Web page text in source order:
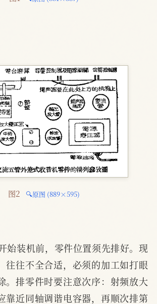
图2 🔍原图 (889×595)
始装机前，零件位置须先排好。现
往往不全合适，必须的加工如打眼
。排零件时要注意次序：射频放大
靠近同轴调谐电容器，再顺次排第